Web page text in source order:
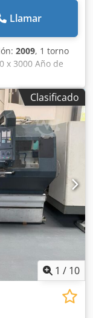
Llamar
2009, 1 torno
x 3000 Año de
620 Datos
de giro sobre
3000 mm Plan de
6 Diámetro del
A Ducex
equipado con
máquina está
Clasificado
1 / 10